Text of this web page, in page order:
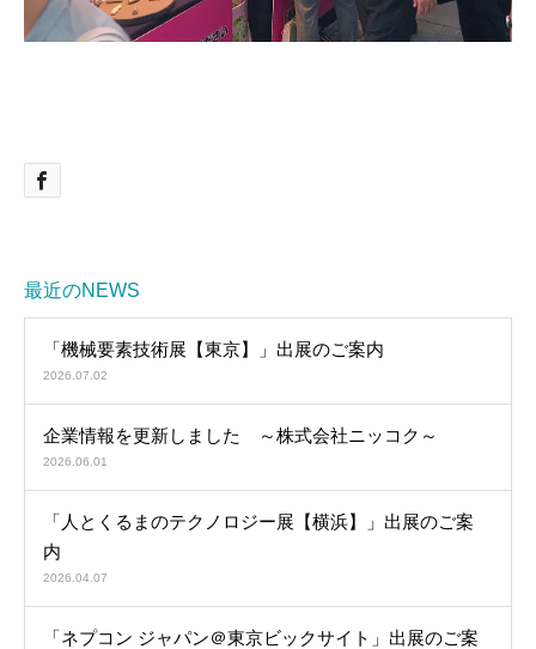
最近のNEWS
「機械要素技術展【東京】」出展のご案内
2026.07.02
企業情報を更新しました ～株式会社ニッコク～
2026.06.01
「人とくるまのテクノロジー展【横浜】」出展のご案
内
2026.04.07
「ネプコン ジャパン＠東京ビックサイト」出展のご案